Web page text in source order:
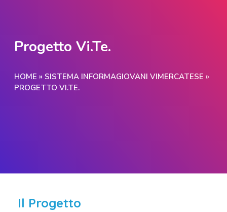
Progetto Vi.Te.
HOME » SISTEMA INFORMAGIOVANI VIMERCATESE »
PROGETTO VI.TE.
Il Progetto